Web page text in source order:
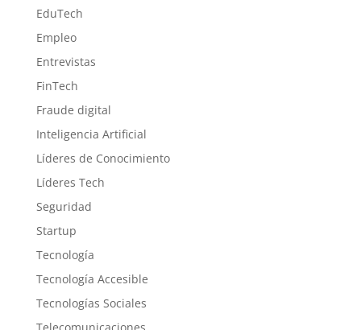
EduTech
Empleo
Entrevistas
FinTech
Fraude digital
Inteligencia Artificial
Líderes de Conocimiento
Líderes Tech
Seguridad
Startup
Tecnología
Tecnología Accesible
Tecnologías Sociales
Telecomunicaciones